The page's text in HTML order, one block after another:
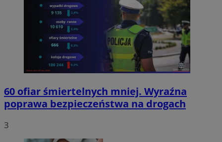
60 ofiar śmiertelnych mniej. Wyraźna
poprawa bezpieczeństwa na drogach
3